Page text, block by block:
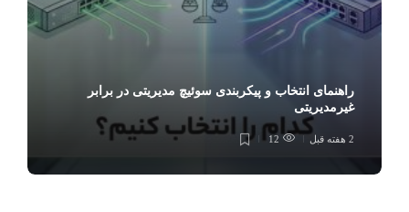
راهنمای انتخاب و پیکربندی سوئیچ مدیریتی در برابر
غیرمدیریتی
2 هفته قبل 12